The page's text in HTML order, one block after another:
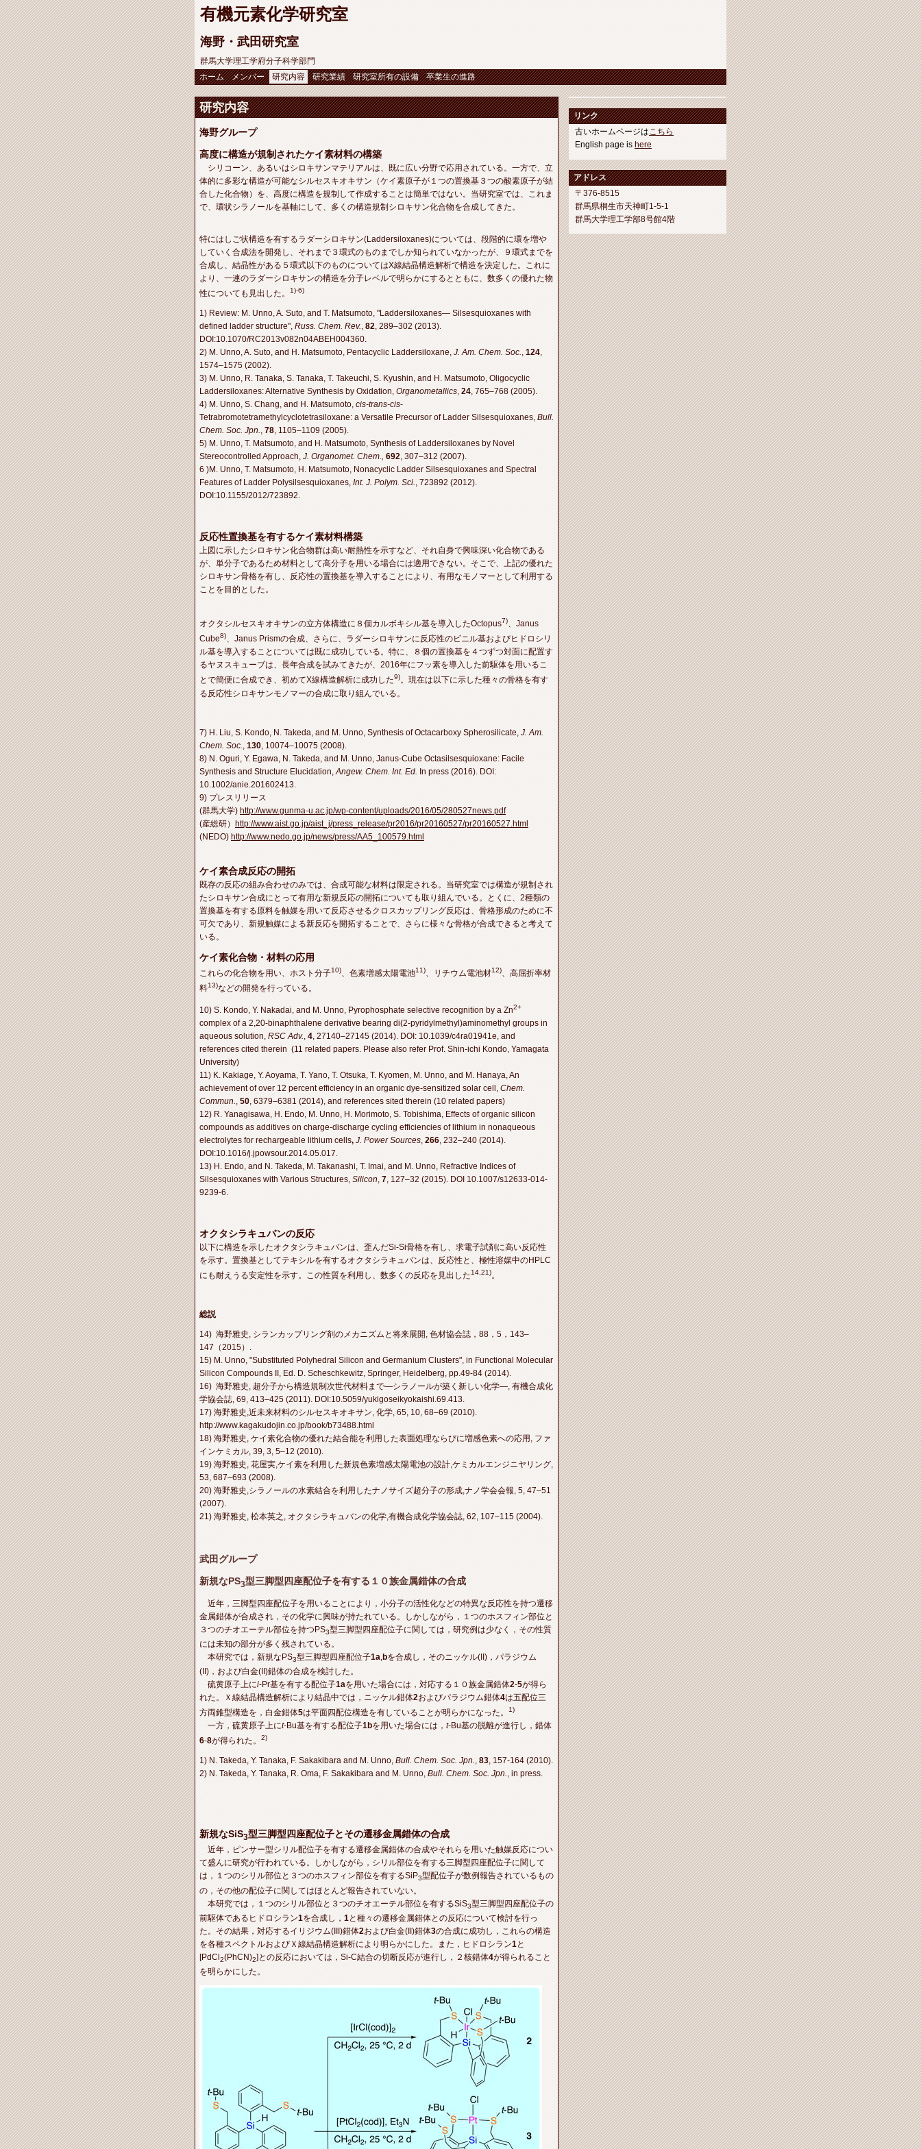
有機元素化学研究室
海野・武田研究室
群馬大学理工学府分子科学部門
ホーム
メンバー 研究内容 研究業績 研究室所有の設備 卒業生の進路
リンク
古いホームページはこちら
English page is here
アドレス
〒376-8515
群馬県桐生市天神町1-5-1
群馬大学理工学部8号館4階
研究内容
海野グループ
高度に構造が規制されたケイ素材料の構築
シリコーン、あるいはシロキサンマテリアルは、既に広い分野で応用されている。一方で、立
体的に多彩な構造が可能なシルセスキオキサン（ケイ素原子が１つの置換基３つの酸素原子が結
合した化合物）を、高度に構造を規制して作成することは簡単ではない。当研究室では、これま
で、環状シラノールを基軸にして、多くの構造規制シロキサン化合物を合成してきた。
特にはしご状構造を有するラダーシロキサン(Laddersiloxanes)については、段階的に環を増や
していく合成法を開発し、それまで３環式のものまでしか知られていなかったが、９環式までを
合成し、結晶性がある５環式以下のものについてはX線結晶構造解析で構造を決定した。これに
より、一連のラダーシロキサンの構造を分子レベルで明らかにするとともに、数多くの優れた物
性についても見出した。
1)-6)
1) Review: M. Unno, A. Suto, and T. Matsumoto, "Laddersiloxanes— Silsesquioxanes with
defined ladder structure", Russ. Chem. Rev., 82, 289–302 (2013).
DOI:10.1070/RC2013v082n04ABEH004360.
2) M. Unno, A. Suto, and H. Matsumoto, Pentacyclic Laddersiloxane, J. Am. Chem. Soc., 124,
1574–1575 (2002).
3) M. Unno, R. Tanaka, S. Tanaka, T. Takeuchi, S. Kyushin, and H. Matsumoto, Oligocyclic
Laddersiloxanes: Alternative Synthesis by Oxidation, Organometallics, 24, 765–768 (2005).
4) M. Unno, S. Chang, and H. Matsumoto, cis-trans-cis-
Tetrabromotetramethylcyclotetrasiloxane: a Versatile Precursor of Ladder Silsesquioxanes, Bull.
Chem. Soc. Jpn., 78, 1105–1109 (2005).
5) M. Unno, T. Matsumoto, and H. Matsumoto, Synthesis of Laddersiloxanes by Novel
Stereocontrolled Approach, J. Organomet. Chem., 692, 307–312 (2007).
6 )M. Unno, T. Matsumoto, H. Matsumoto, Nonacyclic Ladder Silsesquioxanes and Spectral
Features of Ladder Polysilsesquioxanes, Int. J. Polym. Sci., 723892 (2012).
DOI:10.1155/2012/723892.
反応性置換基を有するケイ素材料構築
上図に示したシロキサン化合物群は高い耐熱性を示すなど、それ自身で興味深い化合物である
が、単分子であるため材料として高分子を用いる場合には適用できない。そこで、上記の優れた
シロキサン骨格を有し、反応性の置換基を導入することにより、有用なモノマーとして利用する
ことを目的とした。
オクタシルセスキオキサンの立方体構造に８個カルボキシル基を導入したOctopus7)、Janus
Cube8)、Janus Prismの合成、さらに、ラダーシロキサンに反応性のビニル基およびヒドロシリ
ル基を導入することについては既に成功している。 特に、８個の置換基を４つずつ対面に配置す
るヤヌスキューブは、長年合成を試みてきたが、2016年にフッ素を導入した前駆体を用いるこ
とで簡便に合成でき、初めてX線構造解析に成功した9)。 現在は以下に示した種々の骨格を有す
る反応性シロキサンモノマーの合成に取り組んでいる。
7) H. Liu, S. Kondo, N. Takeda, and M. Unno, Synthesis of Octacarboxy Spherosilicate, J. Am.
Chem. Soc., 130, 10074–10075 (2008).
8) N. Oguri, Y. Egawa, N. Takeda, and M. Unno, Janus-Cube Octasilsesquioxane: Facile
Synthesis and Structure Elucidation,Angew. Chem. Int. Ed. In press (2016). DOI:
10.1002/anie.201602413.
9) プレスリリース
(群馬大学) http://www.gunma-u.ac.jp/wp-content/uploads/2016/05/280527news.pdf
(産総研） http://www.aist.go.jp/aist_j/press_release/pr2016/pr20160527/pr20160527.html
(NEDO) http://www.nedo.go.jp/news/press/AA5_100579.html
ケイ素合成反応の開拓
既存の反応の組み合わせのみでは、合成可能な材料は限定される。当研究室では構造が規制され
たシロキサン合成にとって有用な新規反応の開拓についても取り組んでいる。とくに、2種類の
置換基を有する原料を触媒を用いて反応させるクロスカップリング反応は、骨格形成のために不
可欠であり、新規触媒による新反応を開拓することで、さらに様々な骨格が合成できると考えて
いる。
ケイ素化合物・材料の応用
これらの化合物を用い、ホスト分子10)、色素増感太陽電池11)、リチウム電池材12)、高屈折率材
料13)などの開発を行っている。
10) S. Kondo, Y. Nakadai, and M. Unno, Pyrophosphate selective recognition by a Zn2+
complex of a 2,20-binaphthalene derivative bearing di(2-pyridylmethyl)aminomethyl groups in
aqueous solution, RSC Adv., 4, 27140–27145 (2014). DOI: 10.1039/c4ra01941e, and
references cited therein (11 related papers. Please also refer Prof. Shin-ichi Kondo, Yamagata
University)
11) K. Kakiage, Y. Aoyama, T. Yano, T. Otsuka, T. Kyomen, M. Unno, and M. Hanaya, An
achievement of over 12 percent efficiency in an organic dye-​sensitized solar cell, Chem.
Commun., 50, 6379–6381 (2014), and references sited therein (10 related papers)
12) R. Yanagisawa, H. Endo, M. Unno, H. Morimoto, S. Tobishima, Effects of organic silicon
compounds as additives on charge-​discharge cycling efficiencies of lithium in nonaqueous
electrolytes for rechargeable lithium cells, J. Power Sources, 266, 232–240 (2014).
DOI:10.1016/j.jpowsour.2014.05.017.
13) H. Endo, and N. Takeda, M. Takanashi, T. Imai, and M. Unno, Refractive Indices of
Silsesquioxanes with Various Structures, Silicon, 7, 127–32 (2015). DOI 10.1007/s12633-014-
9239-6.
オクタシラキュバンの反応
以下に構造を示したオクタシラキュバンは、歪んだSi-Si骨格を有し、求電子試剤に高い反応性
を示す。置換基としてテキシルを有するオクタシラキュバンは、反応性と、極性溶媒中のHPLC
にも耐えうる安定性を示す。この性質を利用し、数多くの反応を見出した14,21)。
総説
14) 海野雅史, シランカップリング剤のメカニズムと将来展開, 色材協会誌，88，5，143–
147（2015）.
15) M. Unno, "Substituted Polyhedral Silicon and Germanium Clusters", in Functional Molecular
Silicon Compounds II, Ed. D. Scheschkewitz, Springer, Heidelberg, pp.49-84 (2014).
16) 海野雅史, 超分子から構造規制次世代材料まで—シラノールが築く新しい化学—, 有機合成化
学協会誌, 69, 413–425 (2011). DOI:10.5059/yukigoseikyokaishi.69.413.
17) 海野雅史,近未来材料のシルセスキオキサン, 化学, 65, 10, 68–69 (2010).
http://www.kagakudojin.co.jp/book/b73488.html
18) 海野雅史, ケイ素化合物の優れた結合能を利用した表面処理ならびに増感色素への応用, ファ
インケミカル, 39, 3, 5–12 (2010).
19) 海野雅史, 花屋実,ケイ素を利用した新規色素増感太陽電池の設計,ケミカルエンジニヤリング,
53, 687–693 (2008).
20) 海野雅史,シラノールの水素結合を利用したナノサイズ超分子の形成,ナノ学会会報, 5, 47–51
(2007).
21) 海野雅史, 松本英之, オクタシラキュバンの化学,有機合成化学協会誌, 62, 107–115 (2004).
武田グループ
新規なPS3型三脚型四座配位子を有する１０族金属錯体の合成
近年，三脚型四座配位子を用いることにより，小分子の活性化などの特異な反応性を持つ遷移
金属錯体が合成され，その化学に興味が持たれている。しかしながら，１つのホスフィン部位と
３つのチオエーテル部位を持つPS3型三脚型四座配位子に関しては，研究例は少なく，その性質
には未知の部分が多く残されている。
本研究では，新規なPS3型三脚型四座配位子1a,bを合成し，そのニッケル(II)，パラジウム
(II)，および白金(II)錯体の合成を検討した。
硫黄原子上にi-Pr基を有する配位子1aを用いた場合には，対応する１０族金属錯体2-5が得ら
れた。Ｘ線結晶構造解析により結晶中では，ニッケル錯体2およびパラジウム錯体4は五配位三
方両錐型構造を，白金錯体5は平面四配位構造を有していることが明らかになった。 1)
一方，硫黄原子上にt-Bu基を有する配位子1bを用いた場合には， t-Bu基の脱離が進行し，錯体
6-8が得られた。 2)
1) N. Takeda, Y. Tanaka, F. Sakakibara and M. Unno, Bull. Chem. Soc. Jpn., 83, 157-164 (2010).
2) N. Takeda, Y. Tanaka, R. Oma, F. Sakakibara and M. Unno, Bull. Chem. Soc. Jpn., in press.
新規なSiS3型三脚型四座配位子とその遷移金属錯体の合成
近年，ピンサー型シリル配位子を有する遷移金属錯体の合成やそれらを用いた触媒反応につい
て盛んに研究が行われている。しかしながら，シリル部位を有する三脚型四座配位子に関して
は，１つのシリル部位と３つのホスフィン部位を有するSiP3型配位子が数例報告されているもの
の，その他の配位子に関してはほとんど報告されていない。
本研究では，１つのシリル部位と３つのチオエーテル部位を有するSiS3型三脚型四座配位子の
前駆体であるヒドロシラン1を合成し， 1と種々の遷移金属錯体との反応について検討を行っ
た。その結果，対応するイリジウム(III)錯体2および白金(II)錯体3の合成に成功し，これらの構造
を各種スペクトルおよびＸ線結晶構造解析により明らかにした。また，ヒドロシラン1と
[PdCl 2(PhCN)2]との反応においては，Si-C結合の切断反応が進行し，２核錯体4が得られること
を明らかにした。